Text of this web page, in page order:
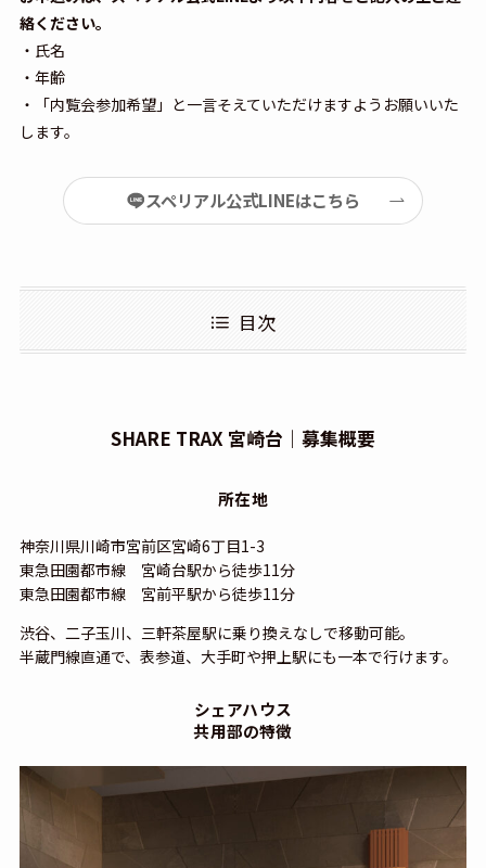
絡ください。
・氏名
・年齢
・「内覧会参加希望」と一言そえていただけますようお願いいた
します。
スペリアル公式LINEはこちら
目次
SHARE TRAX 宮崎台｜募集概要
所在地
神奈川県川崎市宮前区宮崎6丁目1-3
東急田園都市線 宮崎台駅から徒歩11分
東急田園都市線 宮前平駅から徒歩11分
渋谷、二子玉川、三軒茶屋駅に乗り換えなしで移動可能。
半蔵門線直通で、表参道、大手町や押上駅にも一本で行けます。
シェアハウス
共用部の特徴